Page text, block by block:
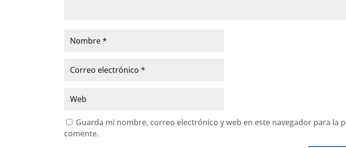
Guarda mi nombre, correo electrónico y web en este navegador para la
comente.